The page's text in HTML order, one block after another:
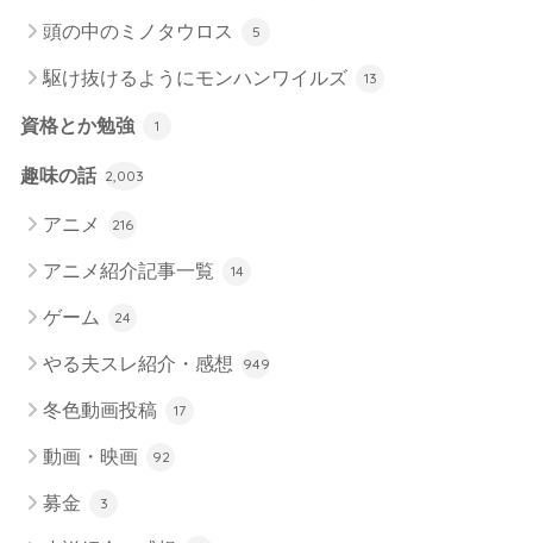
頭の中のミノタウロス 5
駆け抜けるようにモンハンワイルズ 13
資格とか勉強 1
趣味の話 2,003
アニメ 216
アニメ紹介記事一覧 14
ゲーム 24
やる夫スレ紹介・感想 949
冬色動画投稿 17
動画・映画 92
募金 3